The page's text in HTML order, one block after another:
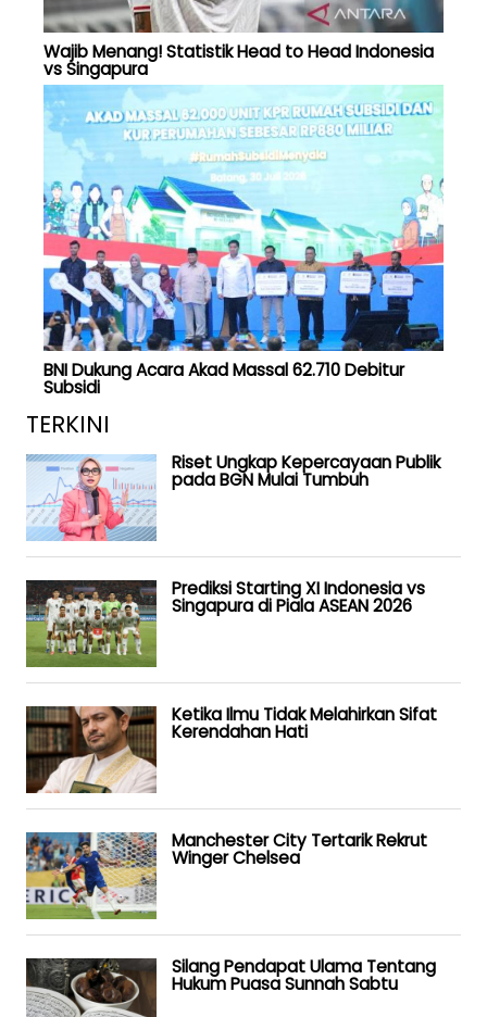
Wajib Menang! Statistik Head to Head Indonesia
vs Singapura
BNI Dukung Acara Akad Massal 62.710 Debitur
Subsidi
TERKINI
Riset Ungkap Kepercayaan Publik
pada BGN Mulai Tumbuh
Prediksi Starting XI Indonesia vs
Singapura di Piala ASEAN 2026
Ketika Ilmu Tidak Melahirkan Sifat
Kerendahan Hati
Manchester City Tertarik Rekrut
Winger Chelsea
Silang Pendapat Ulama Tentang
Hukum Puasa Sunnah Sabtu